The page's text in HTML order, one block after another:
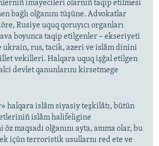
imayecileri olarnıñ taqip etilmesi
bağlı olğanını tüşüne. Advokatlar
Rusiye uquq qoruyıcı organları
boyunca taqip etilgenler – ekseriyeti
ukrain, rus, tacik, azeri ve islâm dinini
vekilleri. Halqara uquq işğal etilgen
devlet qanunlarını kirsetmege
halqara islâm siyasiy teşkilâtı, bütün
islâm halifeligine
maqsadı olğanını ayta, amma olar, bu
içün terroristik usullarnı red ete ve